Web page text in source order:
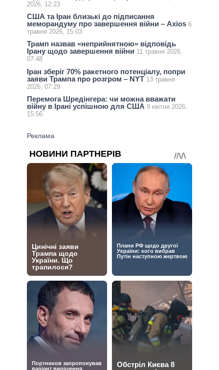
2026, 12:23
США та Іран близькі до підписання
меморандуму про завершення війни – Axios 6
травня 2026, 15:03
Трамп назвав «неприйнятною» відповідь
Ірану щодо завершення війни 11 травня 2026,
07:48
Іран зберіг 70% ракетного потенціалу, попри
заяви Трампа про розгром – NYT 13 травня
2026, 07:29
Перемога Шредінгера: чи можна вважати
війну в Ірані успішною для США 9 квітня 2026,
15:56